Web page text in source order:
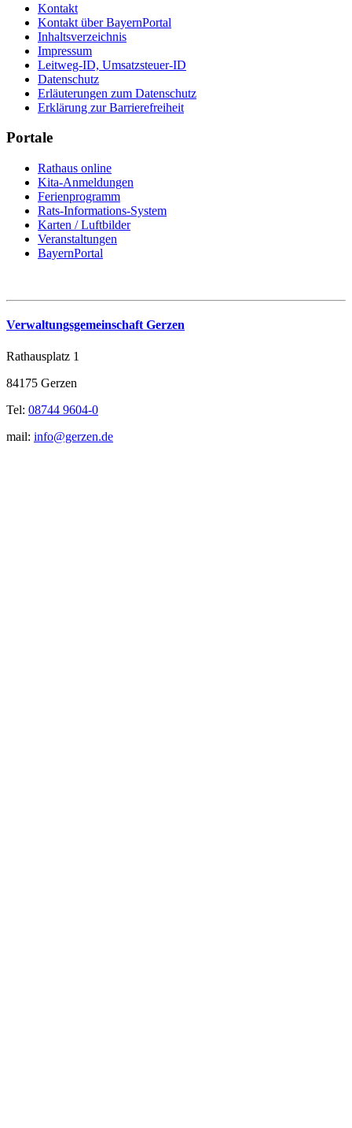
Kontakt
Kontakt über BayernPortal
Inhaltsverzeichnis
Impressum
Leitweg-ID, Umsatzsteuer-ID
Datenschutz
Erläuterungen zum Datenschutz
Erklärung zur Barrierefreiheit
Portale
Rathaus online
Kita-Anmeldungen
Ferienprogramm
Rats-Informations-System
Karten / Luftbilder
Veranstaltungen
BayernPortal
Verwaltungsgemeinschaft Gerzen
Rathausplatz 1
84175 Gerzen
Tel: 08744 9604-0
mail: info@gerzen.de